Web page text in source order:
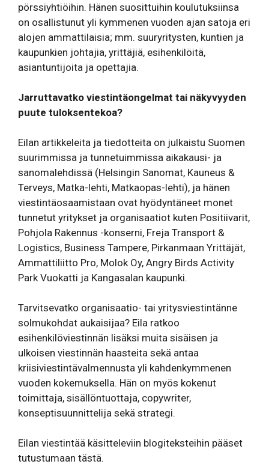
pörssiyhtiöihin. Hänen suosittuihin koulutuksiinsa
on osallistunut yli kymmenen vuoden ajan satoja eri
alojen ammattilaisia; mm. suuryritysten, kuntien ja
kaupunkien johtajia, yrittäjiä, esihenkilöitä,
asiantuntijoita ja opettajia.
Jarruttavatko viestintäongelmat tai näkyvyyden
puute tuloksentekoa?
Eilan artikkeleita ja tiedotteita on julkaistu Suomen
suurimmissa ja tunnetuimmissa aikakausi- ja
sanomalehdissä (Helsingin Sanomat, Kauneus &
Terveys, Matka-lehti, Matkaopas-lehti), ja hänen
viestintäosaamistaan ovat hyödyntäneet monet
tunnetut yritykset ja organisaatiot kuten Positiivarit,
Pohjola Rakennus -konserni, Freja Transport &
Logistics, Business Tampere, Pirkanmaan Yrittäjät,
Ammattiliitto Pro, Molok Oy, Angry Birds Activity
Park Vuokatti ja Kangasalan kaupunki.
Tarvitsevatko organisaatio- tai yritysviestintänne
solmukohdat aukaisijaa? Eila ratkoo
esihenkilöviestinnän lisäksi muita sisäisen ja
ulkoisen viestinnän haasteita sekä antaa
kriisiviestintävalmennusta yli kahdenkymmenen
vuoden kokemuksella. Hän on myös kokenut
toimittaja, sisällöntuottaja, copywriter,
konseptisuunnittelija sekä strategi.
Eilan viestintää käsitteleviin blogiteksteihin pääset
tutustumaan tästä.